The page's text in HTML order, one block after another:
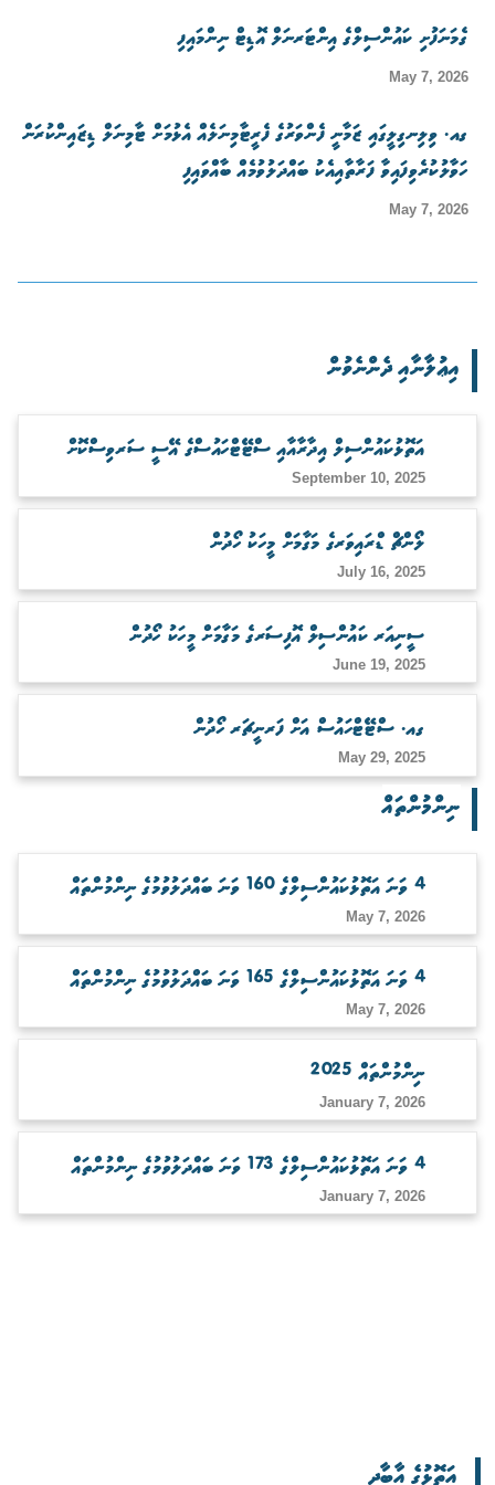
ގެމަނަފުށި ކައުންސިލްގެ އިންޓަރނަލް އޮޑިޓް ނިންމައިފި
May 7, 2026
ގއ. ވިލިނގިލީގައި ޒަމާނީ ފެންވަރުގެ ފެރީޓާމިނަލެއް އެޅުމަށް ޓާމިނަލް ޑިޒައިންކުރަން
ހަވާލުކުރެވިފައިވާ ފަރާތާއިއެކު ބައްދަލުވުމެއް ބާއްވައިފި
May 7, 2026
އިޢުލާނާއި ދެންނެވުން
އަތޮޅުކައުންސިލް އިދާރާއާއި ސްޓޭޓްހައުސްގެ އޭސީ ސަރވިސްކޮށް
ބަލަހައްޓާނެ ފަރާތެއް ހޯދުން
September 10, 2025
ލޯންޗް ޑްރައިވަރގެ މަގާމަށް މީހަކު ހޯދުން
July 16, 2025
ސީނިއަރ ކައުންސިލް އޮފިސަރގެ މަގާމަށް މީހަކު ހޯދުން
June 19, 2025
ގއ. ސްޓޭޓްހައުސް އަށް ފަރނީޗަރ ހޯދުން
May 29, 2025
ނިންމުންތައް
4 ވަނަ އަތޮޅުކައުންސިލްގެ 160 ވަނަ ބައްދަލުވުމުގެ ނިންމުންތައް
May 7, 2026
4 ވަނަ އަތޮޅުކައުންސިލްގެ 165 ވަނަ ބައްދަލުވުމުގެ ނިންމުންތައް
May 7, 2026
ނިންމުންތައް 2025
January 7, 2026
4 ވަނަ އަތޮޅުކައުންސިލްގެ 173 ވަނަ ބައްދަލުވުމުގެ ނިންމުންތައް
January 7, 2026